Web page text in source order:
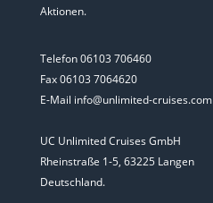
Aktionen.
Telefon 06103 706460
Fax 06103 7064620
E-Mail info@unlimited-cruises.com
UC Unlimited Cruises GmbH
Rheinstraße 1-5, 63225 Langen
Deutschland.